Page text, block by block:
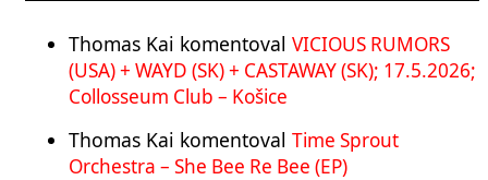
Thomas Kai komentoval VICIOUS RUMORS
(USA) + WAYD (SK) + CASTAWAY (SK); 17.5.2026;
Collosseum Club – Košice
Thomas Kai komentoval Time Sprout
Orchestra – She Bee Re Bee (EP)